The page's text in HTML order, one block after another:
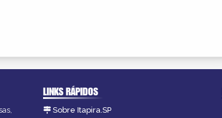
LINKS RÁPIDOS
Sobre Itapira.SP